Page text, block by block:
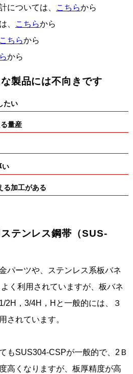
については、 こちらから
、
こちらから
こちらから
から
製品には不向きです
たい
量産
い
る加工がある
テンレス鋼帯（SUS-
パーツや、ステンレス系板バネ
く利用されていますが、板バネ
2H，3/4H，Hと一般的には、３
されています。
もSUS304-CSPが一般的で、2Ｂ
高くなりますが、板厚精度が高